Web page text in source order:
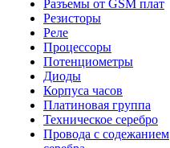
Разъемы от GSM плат
Резисторы
Реле
Процессоры
Потенциометры
Диоды
Корпуса часов
Платиновая группа
Техническое серебро
Провода с содежанием